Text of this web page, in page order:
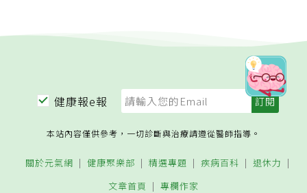
健康報e報
本站內容僅供參考，一切診斷與治療請遵從醫師指導。
關於元氣網 健康聚樂部 精選專題 疾病百科
退休力
文章首頁
專欄作家